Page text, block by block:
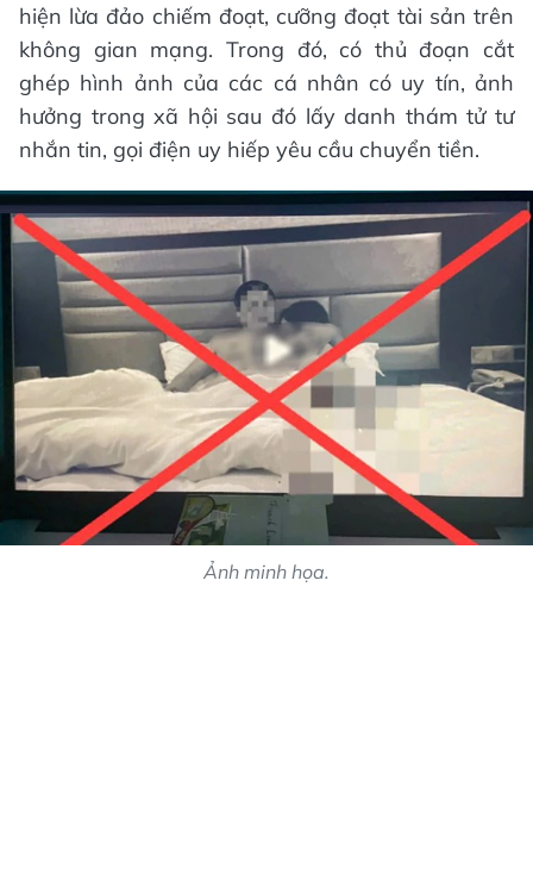
hiện lừa đảo chiếm đoạt, cưỡng đoạt tài sản trên
không gian mạng. Trong đó, có thủ đoạn cắt
ghép hình ảnh của các cá nhân có uy tín, ảnh
hưởng trong xã hội sau đó lấy danh thám tử tư
nhắn tin, gọi điện uy hiếp yêu cầu chuyển tiền.
Ảnh minh họa.